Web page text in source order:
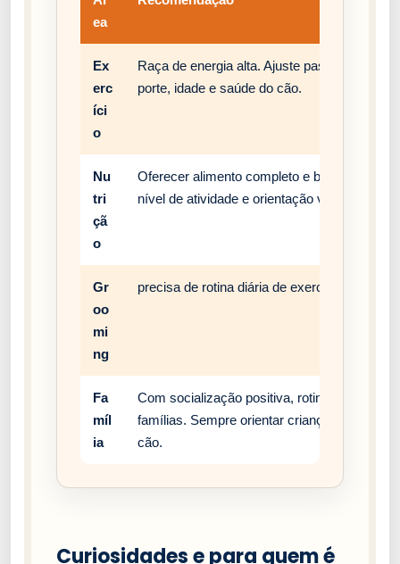
ea
Ex
erc
íci
o
Raça de energia alta. Ajuste passeios,
porte, idade e saúde do cão.
Nu
tri
çã
o
Oferecer alimento completo e balanceado,
nível de atividade e orientação veterinária.
Gr
oo
mi
ng
precisa de rotina diária de exercício,
Fa
míl
ia
Com socialização positiva, rotina estável e
famílias. Sempre orientar crianças a
cão.
Curiosidades e para quem é